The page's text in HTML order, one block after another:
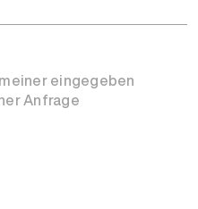
eingegeben
Anfrage